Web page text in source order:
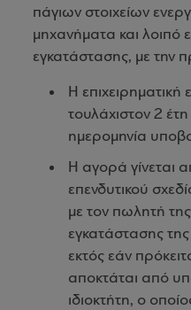
πάγιων στοιχείων
μηχανήματα και λοιπό
εγκατάστασης, με την
Η επιχειρηματική
τουλάχιστον 2
ημερομηνία
Η αγορά γίνεται
επενδυτικού
με τον πωλητή της
εγκατάστασης
εκτός εάν
αποκτάται από
ιδιοκτήτη, ο